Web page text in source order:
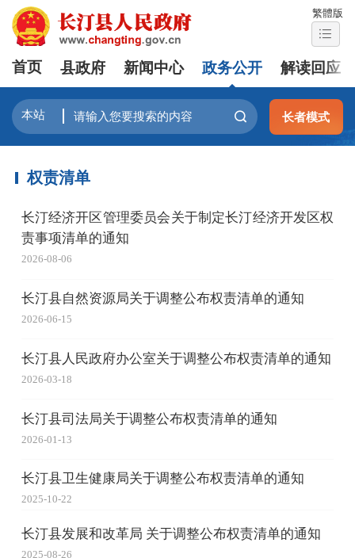
繁體版
首页 县政府 新闻中心 政务公开 解读回应
长者模式
权责清单
长汀经济开区管理委员会关于制定长汀经济开发区权
责事项清单的通知
2026-08-06
长汀县自然资源局关于调整公布权责清单的通知
2026-06-15
长汀县人民政府办公室关于调整公布权责清单的通知
2026-03-18
长汀县司法局关于调整公布权责清单的通知
2026-01-13
长汀县卫生健康局关于调整公布权责清单的通知
2025-10-22
长汀县发展和改革局 关于调整公布权责清单的通知
2025-08-26